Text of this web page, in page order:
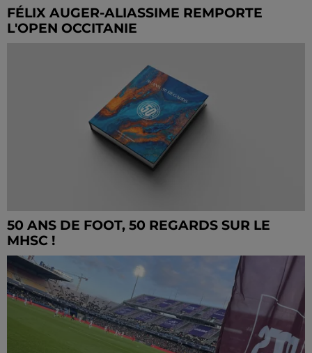
FÉLIX AUGER-ALIASSIME REMPORTE
L'OPEN OCCITANIE
50 ANS DE FOOT, 50 REGARDS SUR LE
MHSC !